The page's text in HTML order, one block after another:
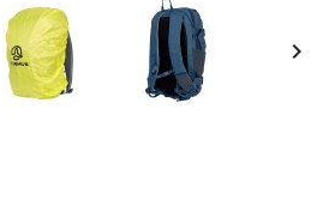
